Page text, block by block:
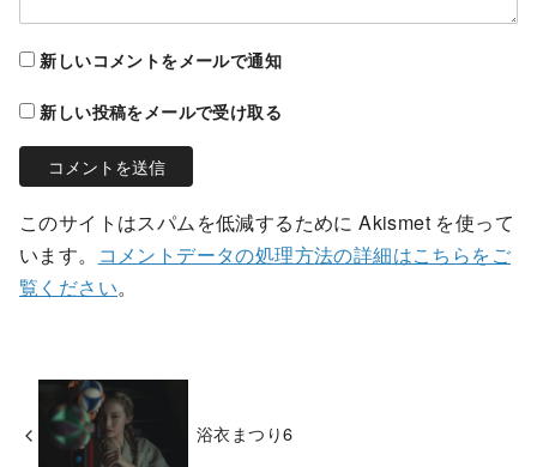
新しいコメントをメールで通知
新しい投稿をメールで受け取る
このサイトはスパムを低減するために Akismet を使って
います。
コメントデータの処理方法の詳細はこちらをご
覧ください。
浴衣まつり6